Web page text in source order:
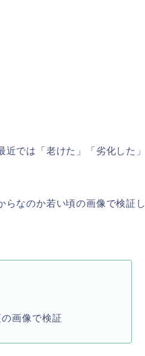
では「老けた」「劣化した」
らなのか若い頃の画像で検証し
画像で検証